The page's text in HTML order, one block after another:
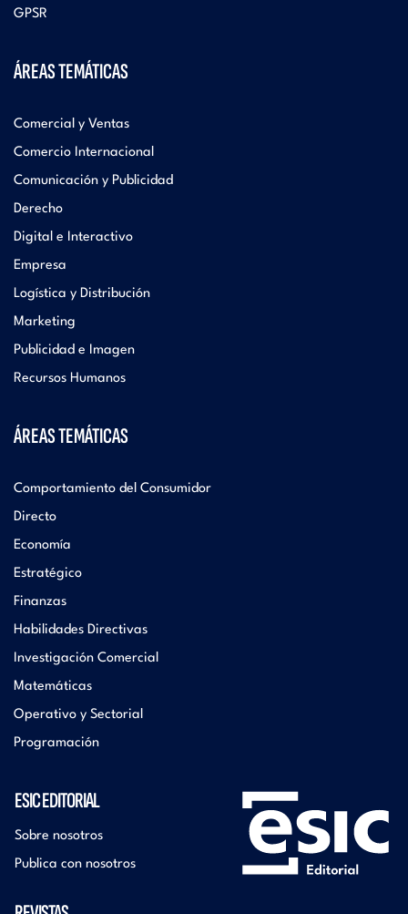
GPSR
ÁREAS TEMÁTICAS
Comercial y Ventas
Comercio Internacional
Comunicación y Publicidad
Derecho
Digital e Interactivo
Empresa
Logística y Distribución
Marketing
Publicidad e Imagen
Recursos Humanos
ÁREAS TEMÁTICAS
Comportamiento del Consumidor
Directo
Economía
Estratégico
Finanzas
Habilidades Directivas
Investigación Comercial
Matemáticas
Operativo y Sectorial
Programación
ESIC EDITORIAL
Sobre nosotros
Publica con nosotros